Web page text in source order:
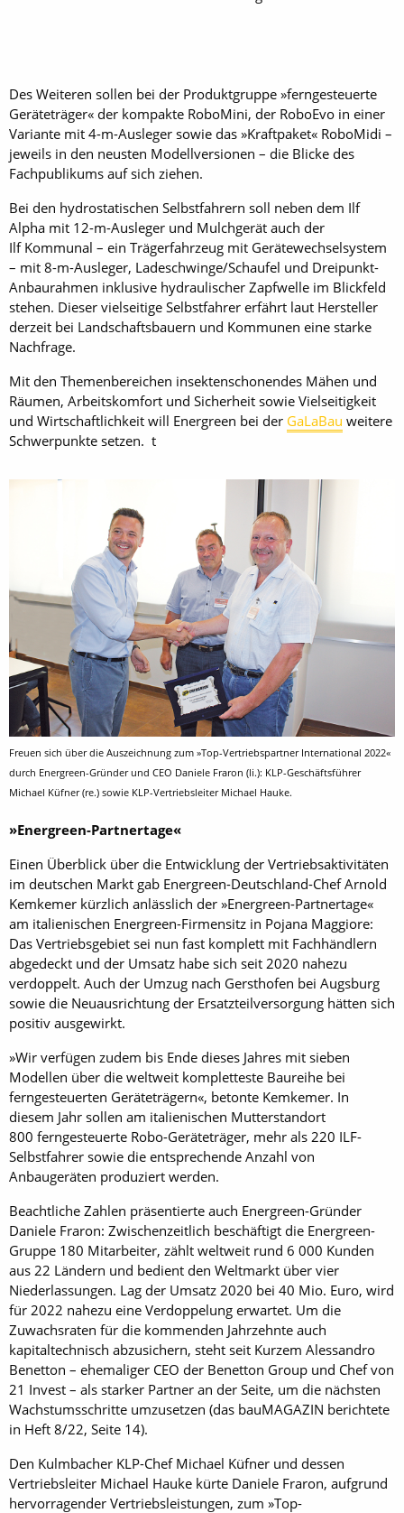
Des Weiteren sollen bei der Produktgruppe »ferngesteuerte
Geräteträger« der kompakte RoboMini, der RoboEvo in einer
Variante mit 4-m-Ausleger sowie das »Kraftpaket« RoboMidi –
jeweils in den neusten Modellversionen – die Blicke des
Fachpublikums auf sich ziehen.
Bei den hydrostatischen Selbstfahrern soll neben dem Ilf
Alpha mit 12-m-Ausleger und Mulchgerät auch der
Ilf Kommunal – ein Trägerfahrzeug mit Gerätewechselsystem
– mit 8-m-Ausleger, Ladeschwinge/Schaufel und Dreipunkt-
Anbaurahmen inklusive hydraulischer Zapfwelle im Blickfeld
stehen. Dieser vielseitige Selbstfahrer erfährt laut Hersteller
derzeit bei Landschaftsbauern und Kommunen eine starke
Nachfrage.
Mit den Themenbereichen insektenschonendes Mähen und
Räumen, Arbeitskomfort und Sicherheit sowie Vielseitigkeit
und Wirtschaftlichkeit will Energreen bei der GaLaBau weitere
Schwerpunkte setzen. t
Freuen sich über die Auszeichnung zum »Top-Vertriebspartner International 2022«
durch Energreen-Gründer und CEO Daniele Fraron (li.): KLP-Geschäftsführer
Michael Küfner (re.) sowie KLP-Vertriebsleiter Michael Hauke.
»Energreen-Partnertage«
Einen Überblick über die Entwicklung der Vertriebsaktivitäten
im deutschen Markt gab Energreen-Deutschland-Chef Arnold
Kemkemer kürzlich anlässlich der »Energreen-Partnertage«
am italienischen Energreen-Firmensitz in Pojana Maggiore:
Das Vertriebsgebiet sei nun fast komplett mit Fachhändlern
abgedeckt und der Umsatz habe sich seit 2020 nahezu
verdoppelt. Auch der Umzug nach Gersthofen bei Augsburg
sowie die Neuausrichtung der Ersatzteilversorgung hätten sich
positiv ausgewirkt.
»Wir verfügen zudem bis Ende dieses Jahres mit sieben
Modellen über die weltweit kompletteste Baureihe bei
ferngesteuerten Geräteträgern«, betonte Kemkemer. In
diesem Jahr sollen am italienischen Mutterstandort
800 ferngesteuerte Robo-Geräteträger, mehr als 220 ILF-
Selbstfahrer sowie die entsprechende Anzahl von
Anbaugeräten produziert werden.
Beachtliche Zahlen präsentierte auch Energreen-Gründer
Daniele Fraron: Zwischenzeitlich beschäftigt die Energreen-
Gruppe 180 Mitarbeiter, zählt weltweit rund 6 000 Kunden
aus 22 Ländern und bedient den Weltmarkt über vier
Niederlassungen. Lag der Umsatz 2020 bei 40 Mio. Euro, wird
für 2022 nahezu eine Verdoppelung erwartet. Um die
Zuwachsraten für die kommenden Jahrzehnte auch
kapitaltechnisch abzusichern, steht seit Kurzem Alessandro
Benetton – ehemaliger CEO der Benetton Group und Chef von
21 Invest – als starker Partner an der Seite, um die nächsten
Wachstumsschritte umzusetzen (das bauMAGAZIN berichtete
in Heft 8/22, Seite 14).
Den Kulmbacher KLP-Chef Michael Küfner und dessen
Vertriebsleiter Michael Hauke kürte Daniele Fraron, aufgrund
hervorragender Vertriebsleistungen, zum »Top-